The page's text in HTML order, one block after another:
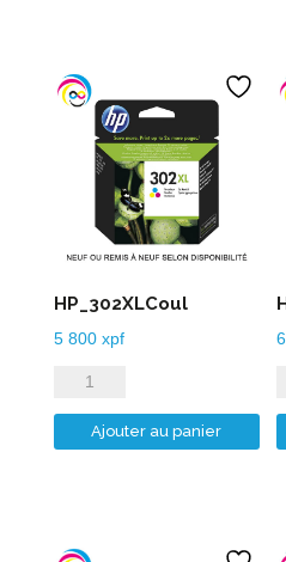
HP_302XLCoul
5 800 xpf
quantité
de
HP_302XLCoul
Ajouter au panier